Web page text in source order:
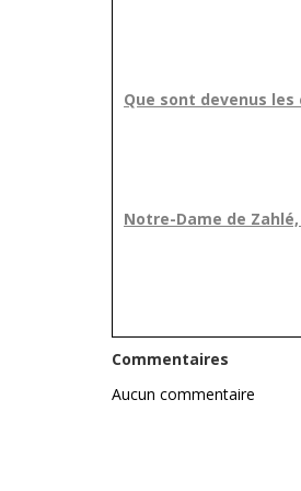
Que sont devenus les
Notre-Dame de
Commentaires
Aucun commentaire